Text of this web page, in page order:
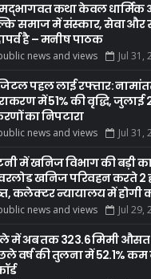
कथा केवल
समाज में संस्कार, सेवा और
है – मनीष पाठक
news and views Jul 31,
पहल लाई रफ्तार:
में 51% की वृद्धि, जुलाई
का निपटारा
news and views Jul 31,
में खनिज विभाग की बड़ी
खनिज परिवहन करते 2
कलेक्टर न्यायालय में होगी
news and views Jul 29,
में अब तक 323.6 मिमी औसत
वर्ष की तुलना में 52.1% कम